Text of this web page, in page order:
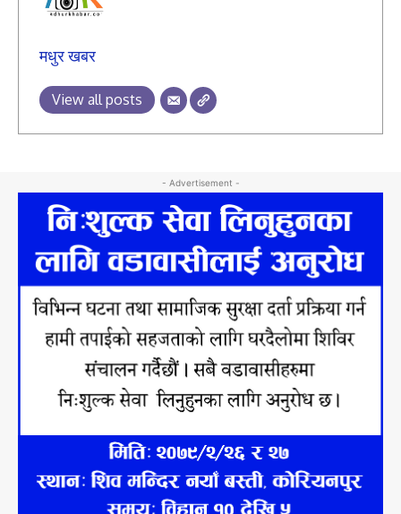
मधुर खबर
View all posts
- Advertisement -